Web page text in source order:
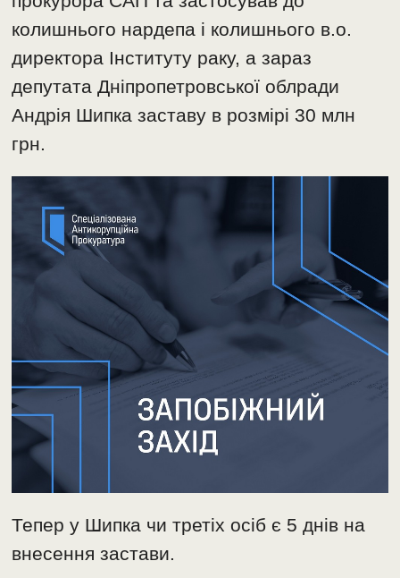
колишнього нардепа і колишнього в.о.
директора Інституту раку, а зараз
депутата Дніпропетровської облради
Андрія Шипка заставу в розмірі 30 млн
грн.
Тепер у Шипка чи третіх осіб є 5 днів на
внесення застави.